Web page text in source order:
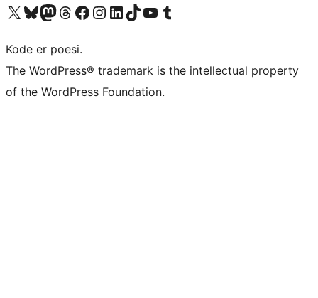
Besøk vår konto på X Visit our Bluesky account
Besøk vår Mastodon-konto
Visit our Threads account
Besøk vår Facebook-sideBesøk vår Instagram-konto
Besøk vår LinkedIn-konto
Visit our TikTok account
Visit our YouTube channel
Visit our Tumblr account
Kode er poesi.
The WordPress® trademark is the intellectual property
of the WordPress Foundation.